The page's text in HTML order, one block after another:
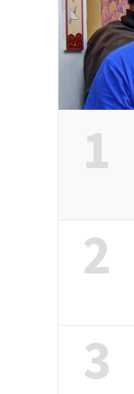
1
2
3